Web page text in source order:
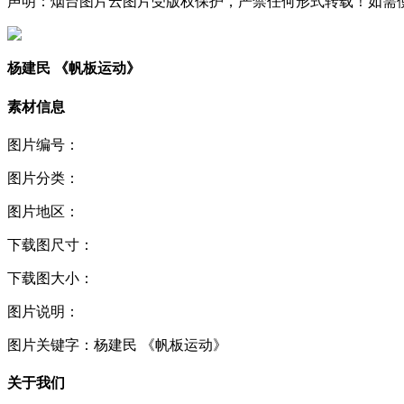
杨建民 《帆板运动》
素材信息
图片编号：
图片分类：
图片地区：
下载图尺寸：
下载图大小：
图片说明：
图片关键字： 杨建民 《帆板运动》
关于我们